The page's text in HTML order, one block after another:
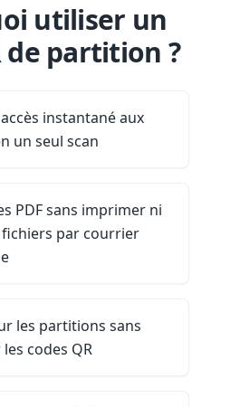
utiliser un
de partition ?
instantané aux
un seul scan
PDF sans imprimer ni
par courrier
les partitions sans
codes QR